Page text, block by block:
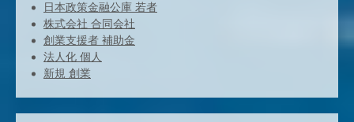
日本政策金融公庫 若者
株式会社 合同会社
創業支援者 補助金
法人化 個人
新規 創業